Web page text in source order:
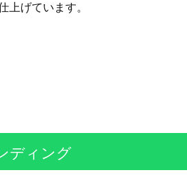
上げています。
ディング